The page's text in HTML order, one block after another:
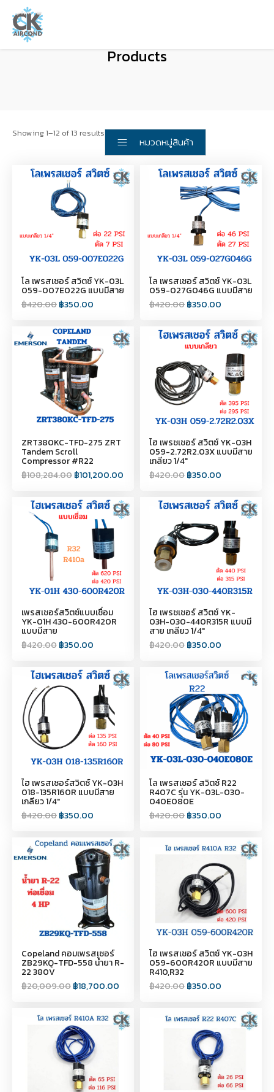
Products
Showing 1–12 of 13 results
หมวดหมู่สินค้า
โล เพรสเชอร์ สวิตซ์ YK-03L
059-007E022G แบบมีสาย
฿420.00฿350.00
โล เพรสเชอร์ สวิตซ์ YK-03L
059-027G046G แบบมีสาย
฿420.00฿350.00
ZRT380KC-TFD-275 ZRT
Tandem Scroll
Compressor #R22
฿108,284.00฿101,200.00
ไฮ เพรชเชอร์ สวิตซ์ YK-03H
059-2.72R2.03X แบบมีสาย
เกลียว 1/4"
฿420.00฿350.00
เพรสเชอร์สวิตซ์แบบเชื่อม
YK-01H 430-600R420R
แบบมีสาย
฿420.00฿350.00
ไฮ เพรชเชอร์ สวิตซ์ YK-
03H-030-440R315R แบบมี
สาย เกลียว 1/4"
฿420.00฿350.00
ไฮ เพรสเชอร์สวิตซ์ YK-03H
018-135R160R แบบมีสาย
เกลียว 1/4"
฿420.00฿350.00
โล เพรสเชอร์ สวิตซ์ R22
R407C รุ่น YK-03L-030-
040E080E
฿420.00฿350.00
Copeland คอมเพรสเซอร์
ZB29KQ-TFD-558 น้ำยา R-
22 380V
฿20,009.00฿18,700.00
ไฮ เพรสเชอร์ สวิตซ์ YK-03H
059-600R420R แบบมีสาย
R410,R32
฿420.00฿350.00